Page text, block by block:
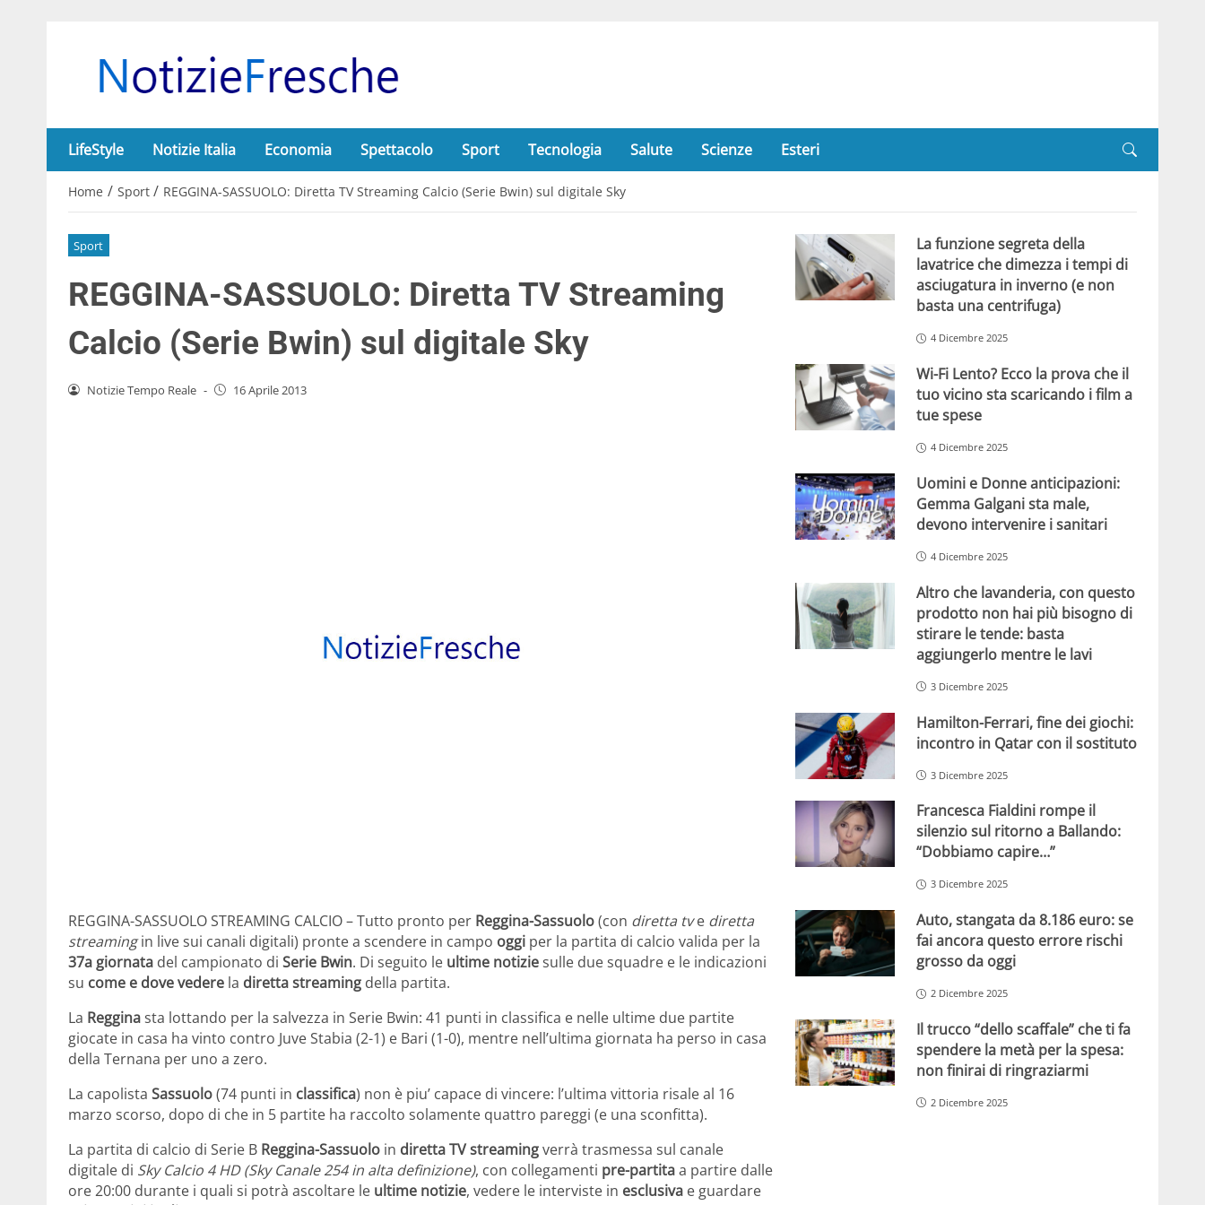
LifeStyle Notizie Italia Economia Spettacolo Sport Tecnologia Salute Scienze Esteri
Home / Sport / REGGINA-SASSUOLO: Diretta TV Streaming Calcio (Serie Bwin) sul digitale Sky
Sport
REGGINA-SASSUOLO: Diretta TV Streaming
Calcio (Serie Bwin) sul digitale Sky
Notizie Tempo Reale - 16 Aprile 2013
REGGINA-SASSUOLO STREAMING CALCIO – Tutto pronto per Reggina-Sassuolo(con diretta tve diretta
streamingin live sui canali digitali) pronte a scendere in campo oggi per la partita di calcio valida per la
37a giornata del campionato di Serie Bwin. Di seguito le ultime notiziesulle due squadre e le indicazioni
su come e dove vedere la diretta streaming della partita.
La Regginasta lottando per la salvezza in Serie Bwin: 41 punti in classifica e nelle ultime due partite
giocate in casa ha vinto contro Juve Stabia (2-1) e Bari (1-0), mentre nell’ultima giornata ha perso in casa
della Ternana per uno a zero.
La capolista Sassuolo(74 punti in classifica) non è piu’ capace di vincere: l’ultima vittoria risale al 16
marzo scorso, dopo di che in 5 partite ha raccolto solamente quattro pareggi (e una sconfitta).
La partita di calcio di Serie B Reggina-Sassuolo in diretta TV streamingverrà trasmessa sul canale
digitale di Sky Calcio 4 HD (Sky Canale 254 in alta definizione), con collegamenti pre-partitaa partire dalle
ore 20:00 durante i quali si potrà ascoltare le ultime notizie, vedere le interviste in esclusiva e guardare
La funzione segreta della
lavatrice che dimezza i tempi di
asciugatura in inverno (e non
basta una centrifuga)
4 Dicembre 2025
Wi-Fi Lento? Ecco la prova che il
tuo vicino sta scaricando i film a
tue spese
4 Dicembre 2025
Uomini e Donne anticipazioni:
Gemma Galgani sta male,
devono intervenire i sanitari
4 Dicembre 2025
Altro che lavanderia, con questo
prodotto non hai più bisogno di
stirare le tende: basta
aggiungerlo mentre le lavi
3 Dicembre 2025
Hamilton-Ferrari, fine dei giochi:
incontro in Qatar con il sostituto
3 Dicembre 2025
Francesca Fialdini rompe il
silenzio sul ritorno a Ballando:
“Dobbiamo capire…”
3 Dicembre 2025
Auto, stangata da 8.186 euro: se
fai ancora questo errore rischi
grosso da oggi
2 Dicembre 2025
Il trucco “dello scaffale” che ti fa
spendere la metà per la spesa:
non finirai di ringraziarmi
2 Dicembre 2025